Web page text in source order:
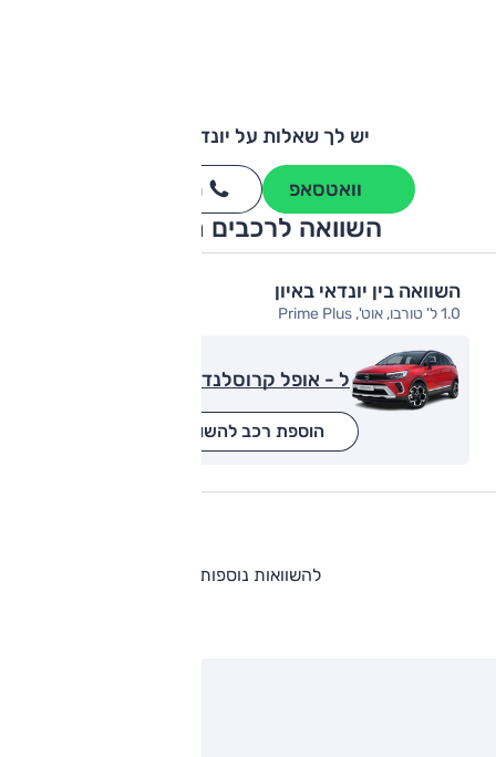
יש לך שאלות על יונדאי באיון?
וואטסאפ חייגו
השוואה לרכבים מתחרים
השוואה בין יונדאי באיון
1.0 ל' טורבו, אוט', Prime Plus
ל - אופל קרוסלנד
הוספת רכב להשוואה
להשוואות נוספות